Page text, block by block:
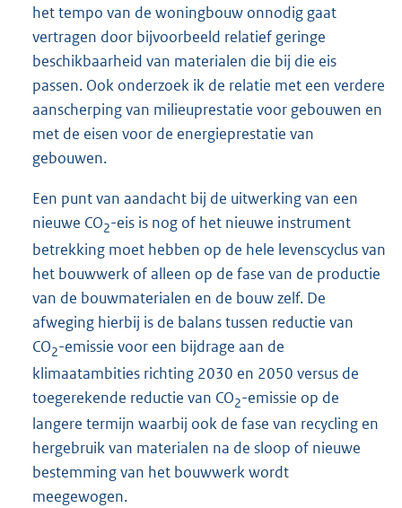
het tempo van de woningbouw onnodig gaat
vertragen door bijvoorbeeld relatief geringe
beschikbaarheid van materialen die bij die eis
passen. Ook onderzoek ik de relatie met een verdere
aanscherping van milieuprestatie voor gebouwen en
met de eisen voor de energieprestatie van
gebouwen.
Een punt van aandacht bij de uitwerking van een
nieuwe CO2-eis is nog of het nieuwe instrument
betrekking moet hebben op de hele levenscyclus van
het bouwwerk of alleen op de fase van de productie
van de bouwmaterialen en de bouw zelf. De
afweging hierbij is de balans tussen reductie van
CO2-emissie voor een bijdrage aan de
klimaatambities richting 2030 en 2050 versus de
toegerekende reductie van CO2-emissie op de
langere termijn waarbij ook de fase van recycling en
hergebruik van materialen na de sloop of nieuwe
bestemming van het bouwwerk wordt
meegewogen.